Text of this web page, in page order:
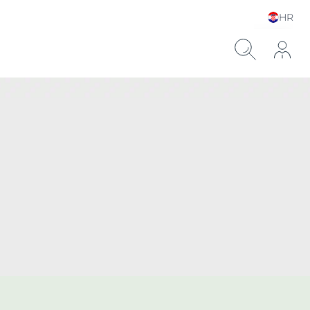
HR
Choose your Language &
kiselinom